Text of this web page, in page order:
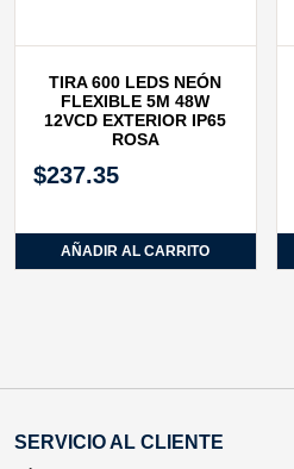
TIRA 600 LEDS NEÓN
FLEXIBLE 5M 48W
12VCD EXTERIOR IP65
ROSA
$237.35
AÑADIR AL CARRITO
SERVICIO AL CLIENTE